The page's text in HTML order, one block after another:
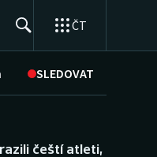
ČT
SLEDOVAT
čeští atleti,